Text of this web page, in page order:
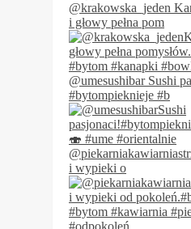
@krakowska_jeden
i głowy pełna pom
@umesushibar Sushi
#bytompieknieje #b
i wypieki o